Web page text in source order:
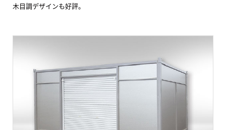
木目調デザインも好評。